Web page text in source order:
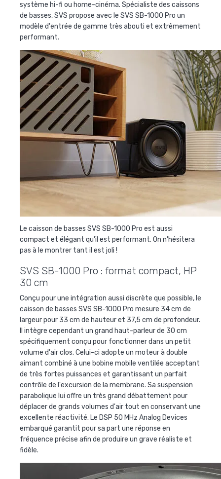
système hi-fi ou home-cinéma. Spécialiste des caissons
de basses, SVS propose avec le SVS SB-1000 Pro un
modèle d'entrée de gamme très abouti et extrêmement
performant.
Le caisson de basses SVS SB-1000 Pro est aussi
compact et élégant qu'il est performant. On n'hésitera
pas à le montrer tant il est joli !
SVS SB-1000 Pro : format compact, HP
30 cm
Conçu pour une intégration aussi discrète que possible, le
caisson de basses SVS SB-1000 Pro mesure 34 cm de
largeur pour 33 cm de hauteur et 37,5 cm de profondeur.
Il intègre cependant un grand haut-parleur de 30 cm
spécifiquement conçu pour fonctionner dans un petit
volume d'air clos. Celui-ci adopte un moteur à double
aimant combiné à une bobine mobile ventilée acceptant
de très fortes puissances et garantissant un parfait
contrôle de l'excursion de la membrane. Sa suspension
parabolique lui offre un très grand débattement pour
déplacer de grands volumes d'air tout en conservant une
excellente réactivité. Le DSP 50 MHz Analog Devices
embarqué garantit pour sa part une réponse en
fréquence précise afin de produire un grave réaliste et
fidèle.